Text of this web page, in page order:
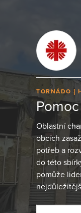
TORNÁDO
Oblastní
obcích
potřeb a
do této
pomůže